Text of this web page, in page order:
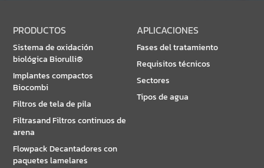
PRODUCTOS
Sistema de oxidación
biológica Biorulli®
Implantes compactos
Biocombi
Filtros de tela de pila
Filtrasand Filtros continuos de
arena
Flowpack Decantadores con
paquetes lamelares
APLICACIONES
Fases del tratamiento
Requisitos técnicos
Sectores
Tipos de agua